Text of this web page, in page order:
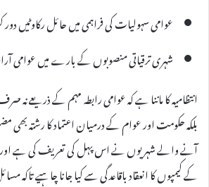
عوامی سہولیات کی فراہمی میں حائل رکاوٹیں دور
شہری ترقیاتی منصوبوں کے بارے میں عوامی
انتظامیہ کا ماننا ہے کہ عوامی رابطہ مہم کے ذریعے
بلکہ حکومت اور عوام کے درمیان اعتماد کا رشتہ
آنے والے شہریوں نے اس پہل کی تعریف کی ہے اور
کے کیمپوں کا انعقاد باقاعدگی سے کیا جانا چاہیے تاکہ